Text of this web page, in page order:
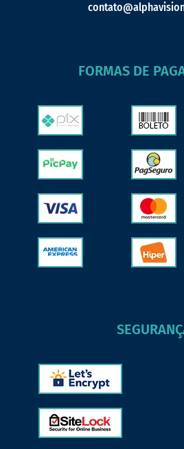
FORMAS DE